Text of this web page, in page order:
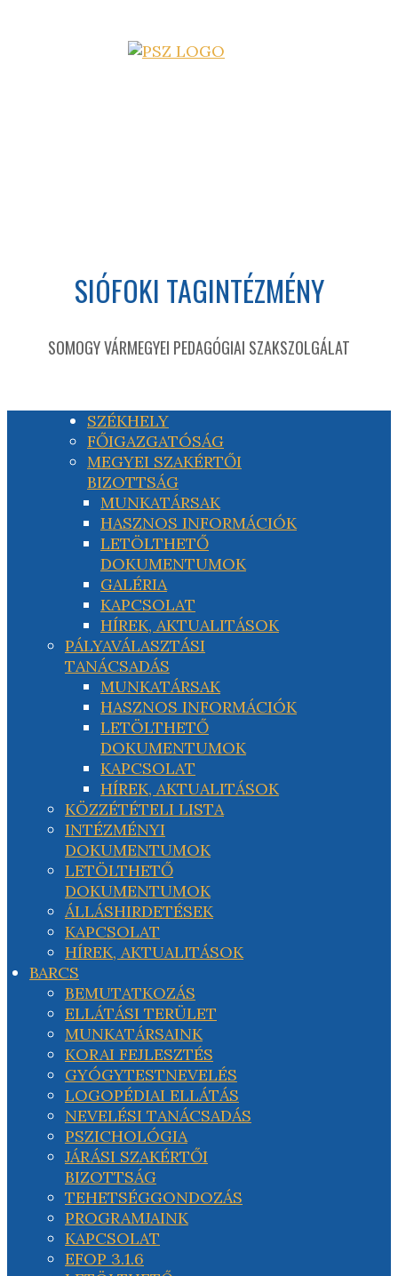
SIÓFOKI TAGINTÉZMÉNY
SOMOGY VÁRMEGYEI PEDAGÓGIAI SZAKSZOLGÁLAT
SZÉKHELY
FŐIGAZGATÓSÁG
MEGYEI SZAKÉRTŐI
BIZOTTSÁG
MUNKATÁRSAK
HASZNOS INFORMÁCIÓK
LETÖLTHETŐ
DOKUMENTUMOK
GALÉRIA
KAPCSOLAT
HÍREK, AKTUALITÁSOK
PÁLYAVÁLASZTÁSI
TANÁCSADÁS
MUNKATÁRSAK
HASZNOS INFORMÁCIÓK
LETÖLTHETŐ
DOKUMENTUMOK
KAPCSOLAT
HÍREK, AKTUALITÁSOK
KÖZZÉTÉTELI LISTA
INTÉZMÉNYI
DOKUMENTUMOK
LETÖLTHETŐ
DOKUMENTUMOK
ÁLLÁSHIRDETÉSEK
KAPCSOLAT
HÍREK, AKTUALITÁSOK
BARCS
BEMUTATKOZÁS
ELLÁTÁSI TERÜLET
MUNKATÁRSAINK
KORAI FEJLESZTÉS
GYÓGYTESTNEVELÉS
LOGOPÉDIAI ELLÁTÁS
NEVELÉSI TANÁCSADÁS
PSZICHOLÓGIA
JÁRÁSI SZAKÉRTŐI
BIZOTTSÁG
TEHETSÉGGONDOZÁS
PROGRAMJAINK
KAPCSOLAT
EFOP 3.1.6